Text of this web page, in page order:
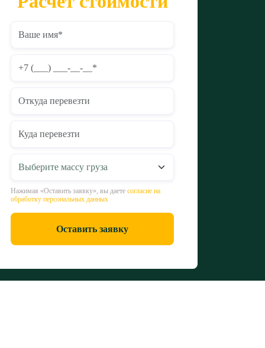
Нажимая «Оставить заявку», вы даете согласие на
обработку персональных данных
Оставить заявку